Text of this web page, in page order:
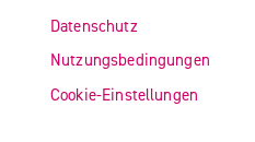
Datenschutz
Nutzungsbedingungen
Cookie-Einstellungen